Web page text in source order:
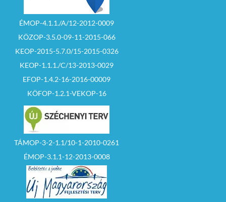
ÉMOP-4.1.1./A/12-2012-0009
KÖZOP-3.5.0-09-11-2015-066
KEOP-2015-5.7.0/15-2015-0326
KEOP-1.1.1./C/13-2013-0029
EFOP-1.4.2-16-2016-00009
KÖFOP-1.2.1-VEKOP-16
TÁMOP-3-2-1.1/10-1-2010-0261
ÉMOP-3.1.1-12-2013-0008